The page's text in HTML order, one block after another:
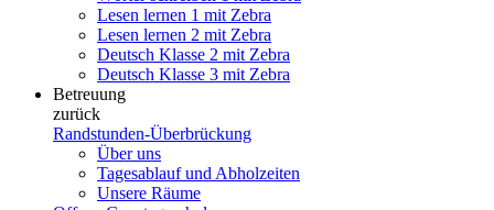
Lesen lernen 1 mit Zebra
Lesen lernen 2 mit Zebra
Deutsch Klasse 2 mit Zebra
Deutsch Klasse 3 mit Zebra
Betreuung
zurück
Randstunden-Überbrückung
Über uns
Tagesablauf und Abholzeiten
Unsere Räume